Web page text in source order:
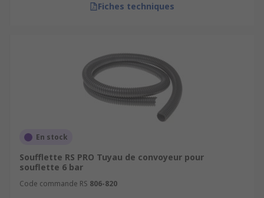
Fiches techniques
En stock
Soufflette RS PRO Tuyau de convoyeur pour
souflette 6 bar
Code commande RS 806-820